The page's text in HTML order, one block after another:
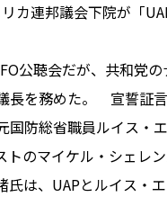
カ連邦議会下院が「
公聴会だが、共和党
長を務めた。 宣誓証
国防総省職員ルイス・
のマイケル・シェレン
は、UAPとルイス・